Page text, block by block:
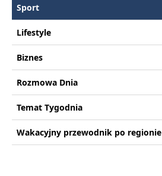
Sport
Lifestyle
Biznes
Rozmowa Dnia
Temat Tygodnia
Wakacyjny przewodnik po regionie